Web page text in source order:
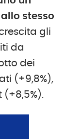
stesso
gli
da
dei
(+9,8%),
(+8,5%).